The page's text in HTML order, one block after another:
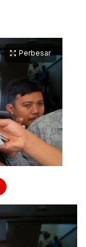
Perbesar